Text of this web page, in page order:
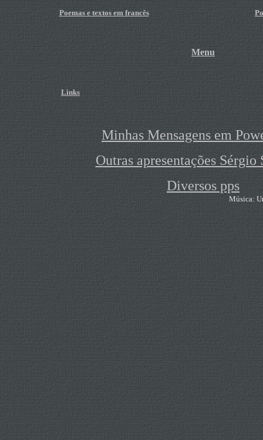
Poemas e textos em francês
Menu
Links
Minhas Mensagens em
Outras apresentações
Diversos pps
Música: